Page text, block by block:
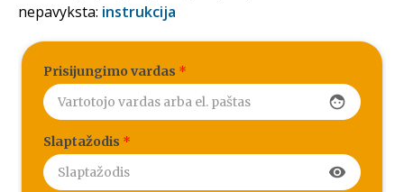
nepavyksta: instrukcija
Prisijungimo vardas *
face
Slaptažodis *
visibility